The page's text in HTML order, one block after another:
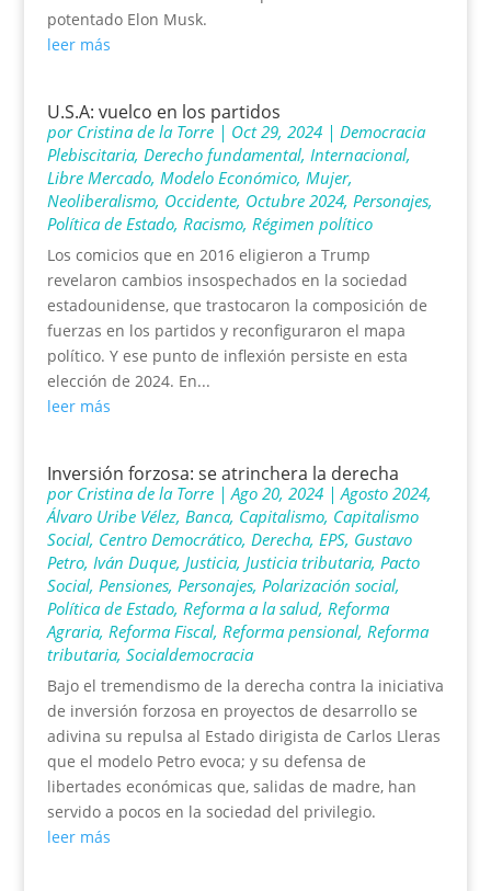
potentado Elon Musk.
leer más
U.S.A: vuelco en los partidos
por Cristina de la Torre| Oct 29, 2024| Democracia
Plebiscitaria, Derecho fundamental, Internacional,
Libre Mercado, Modelo Económico, Mujer,
Neoliberalismo, Occidente, Octubre 2024, Personajes,
Política de Estado, Racismo, Régimen político
Los comicios que en 2016 eligieron a Trump
revelaron cambios insospechados en la sociedad
estadounidense, que trastocaron la composición de
fuerzas en los partidos y reconfiguraron el mapa
político. Y ese punto de inflexión persiste en esta
elección de 2024. En...
leer más
Inversión forzosa: se atrinchera la derecha
por Cristina de la Torre|Ago 20, 2024|Agosto 2024,
Álvaro Uribe Vélez, Banca, Capitalismo, Capitalismo
Social, Centro Democrático, Derecha, EPS, Gustavo
Petro, Iván Duque, Justicia, Justicia tributaria, Pacto
Social, Pensiones, Personajes, Polarización social,
Política de Estado, Reforma a la salud, Reforma
Agraria, Reforma Fiscal, Reforma pensional, Reforma
tributaria, Socialdemocracia
Bajo el tremendismo de la derecha contra la iniciativa
de inversión forzosa en proyectos de desarrollo se
adivina su repulsa al Estado dirigista de Carlos Lleras
que el modelo Petro evoca; y su defensa de
libertades económicas que, salidas de madre, han
servido a pocos en la sociedad del privilegio.
leer más